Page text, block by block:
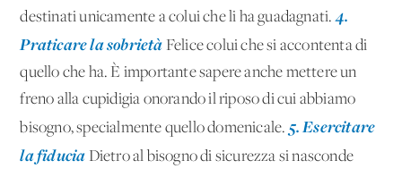
destinati unicamente a colui che li ha guadagnati.4.
Praticare la sobrietà Felice colui che si accontenta di
quello che ha. È importante sapere anche mettere un
freno alla cupidigia onorando il riposo di cui abbiamo
bisogno, specialmente quello domenicale. 5. Esercitare
la fiducia Dietro al bisogno di sicurezza si nasconde